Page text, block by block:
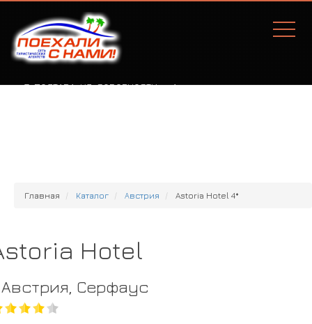
Г. ПОЛТАВА, УЛ. СОБОРНОСТИ, 77А
Главная Каталог Австрия Astoria Hotel 4*
Hotel
Австрия, Серфаус